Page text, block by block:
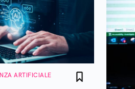
ARTIFICIALE